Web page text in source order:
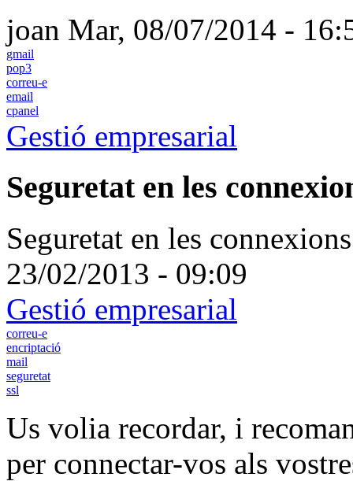
joan Mar, 08/07/2014 -
gmail
pop3
correu-e
email
cpanel
Gestió empresarial
Seguretat en les
Seguretat en les
23/02/2013 - 09:09
Gestió empresarial
correu-e
encriptació
mail
seguretat
ssl
Us volia recordar, i
per connectar-vos als